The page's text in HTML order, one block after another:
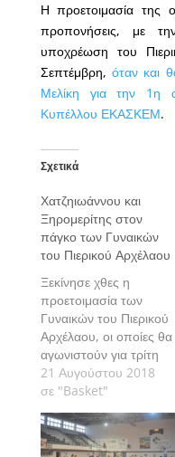
Η προετοιμασία της
προπονήσεις, με
υποχρέωση του
Σεπτέμβρη,όταν και
Μελίκη για την 1η
Κυπέλλου ΕΚΑΣΚΕΜ.
Σχετικά
Χατζηιωάννου και
Ξηρομερίτης στον
πάγκο των Γυναικών
του Πιερικού Αρχέλαου
Ξεκίνησε χθες η
προετοιμασία των
Γυναικών του Πιερικού
Αρχέλαου, οι οποίες θα
αγωνιστούν για τρίτη
συνεχόμενη χρονιά
στην Α2 Εθνική
Κατηγορία.
21 Αυγούστου 2018
σε "Basket"